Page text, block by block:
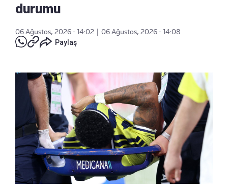
durumu
06 Ağustos, 2026 - 14:02 | 06 Ağustos, 2026 - 14:08
Paylaş